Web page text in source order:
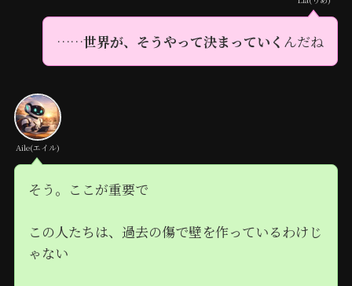
……世界が、そうやって決まっていく んだね
Aile(エイル)
そう。ここが重要で
この人たちは、過去の傷で壁を作っているわけじ
ゃない